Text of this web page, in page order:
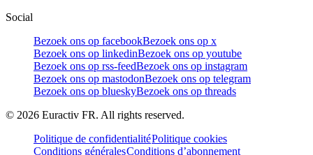
Social
Bezoek ons op facebookBezoek ons op x
Bezoek ons op linkedinBezoek ons op youtube
Bezoek ons op rss-feedBezoek ons op instagram
Bezoek ons op mastodonBezoek ons op telegram
Bezoek ons op blueskyBezoek ons op threads
© 2026 Euractiv FR. All rights reserved.
Politique de confidentialitéPolitique cookies
Conditions généralesConditions d’abonnement